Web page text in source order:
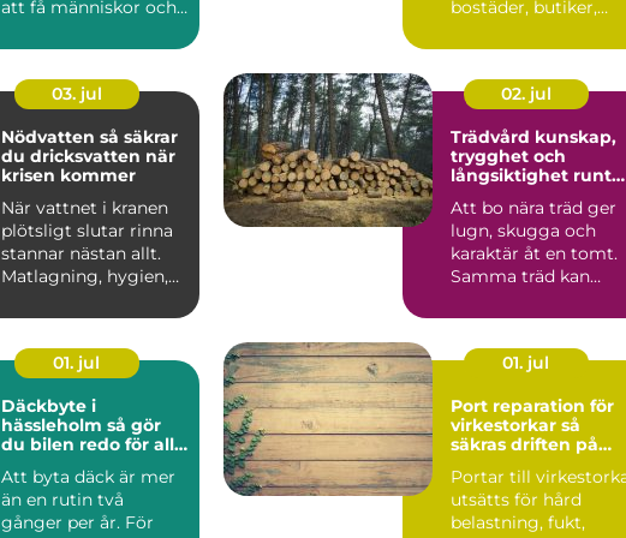
att få människor och
fungera bättre till...
bostäder, butiker,
byggnader. Sy...
03. jul
Nödvatten så säkrar
du dricksvatten när
krisen kommer
När vattnet i kranen
plötsligt slutar rinna
stannar nästan allt.
Matlagning, hygien,
02. jul
Trädvård kunskap,
trygghet och
långsiktighet runt
Att bo nära träd ger
lugn, skugga och
karaktär åt en tomt.
Samma träd kan
stor...
01. jul
Däckbyte i
hässleholm så gör
du bilen redo för alla
Att byta däck är mer
än en rutin två
gånger per år. För
01. jul
Port reparation för
virkestorkar så
säkras driften på
Portar till
utsätts för hård
belastning, fukt,